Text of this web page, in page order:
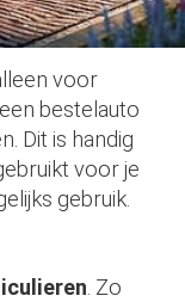
voor
bestelauto
Dit is handig
voor je
gebruik.
. Zo